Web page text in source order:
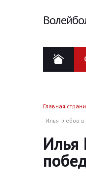
Главная
Илья Глебов
Илья